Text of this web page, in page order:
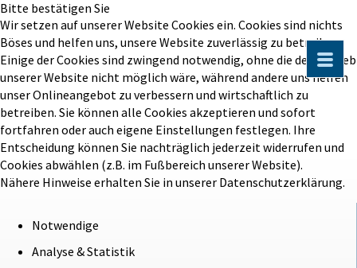
Bitte bestätigen Sie
Wir setzen auf unserer Website Cookies ein. Cookies sind nichts
Böses und helfen uns, unsere Website zuverlässig zu betreiben.
Einige der Cookies sind zwingend notwendig, ohne die der Betrieb
unserer Website nicht möglich wäre, während andere uns helfen
unser Onlineangebot zu verbessern und wirtschaftlich zu
betreiben. Sie können alle Cookies akzeptieren und sofort
fortfahren oder auch eigene Einstellungen festlegen. Ihre
Entscheidung können Sie nachträglich jederzeit widerrufen und
Cookies abwählen (z.B. im Fußbereich unserer Website).
Nähere Hinweise erhalten Sie in unserer Datenschutzerklärung.
Notwendige
Analyse & Statistik